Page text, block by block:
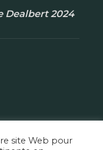
Dealbert 2024
site Web pour